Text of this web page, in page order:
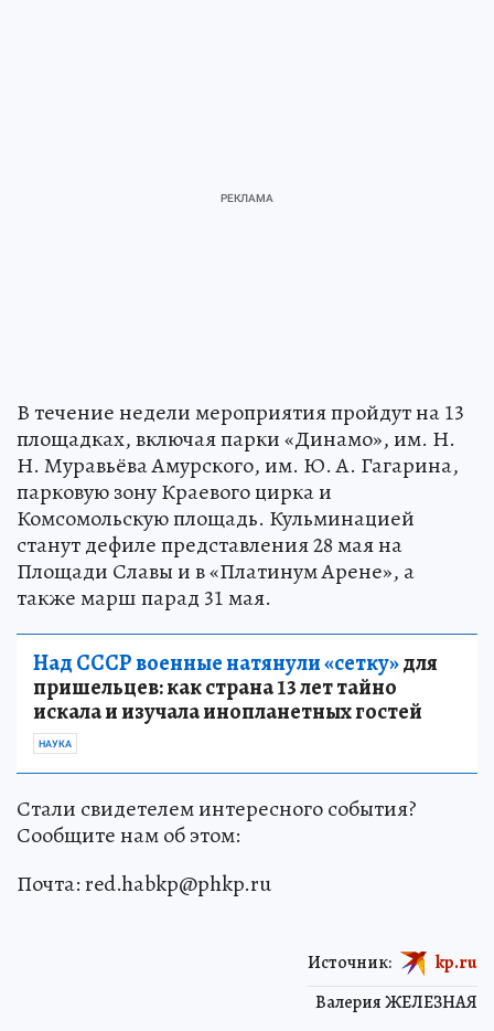
В течение недели мероприятия пройдут на 13
площадках, включая парки «Динамо», им. Н.
Н. Муравьёва Амурского, им. Ю. А. Гагарина,
парковую зону Краевого цирка и
Комсомольскую площадь. Кульминацией
станут дефиле представления 28 мая на
Площади Славы и в «Платинум Арене», а
также марш парад 31 мая.
Над СССР военные натянули «сетку»для
пришельцев: как страна 13 лет тайно
искала и изучала инопланетных гостей
НАУКА
Стали свидетелем интересного события?
Сообщите нам об этом:
Почта: red.habkp@phkp.ru
Валерия ЖЕЛЕЗНАЯ
Источник: kp.ru